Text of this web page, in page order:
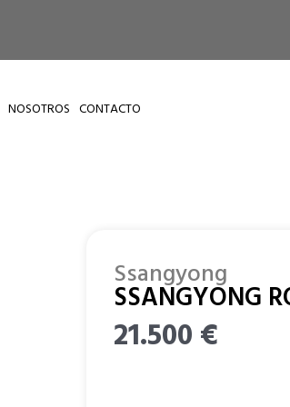
NOSOTROS CONTACTO
Ssangyong
SSANGYONG
21.500 €